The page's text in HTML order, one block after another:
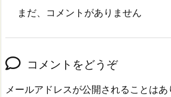
まだ、コメントがありません
コメントをどうぞ
メールアドレスが公開されることはあ